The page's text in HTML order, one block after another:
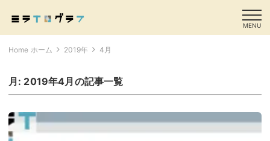
MENU
Home ホーム 2019年 4月
月: 2019年4月 の記事一覧